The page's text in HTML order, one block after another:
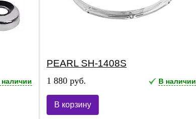
наличии
PEARL SH-1408S
1 880 руб. В наличии
В корзину